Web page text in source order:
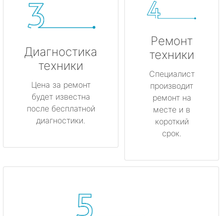
Диагностика
техники
Цена за ремонт
будет известна
после бесплатной
диагностики.
Ремонт
техники
Специалист
производит
ремонт на
месте и в
короткий
срок.